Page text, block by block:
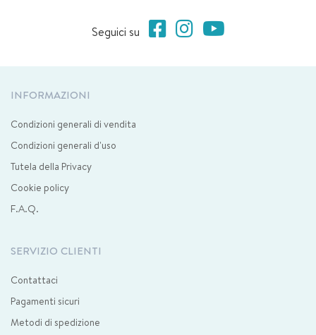
Seguici su
INFORMAZIONI
Condizioni generali di vendita
Condizioni generali d'uso
Tutela della Privacy
Cookie policy
F.A.Q.
SERVIZIO CLIENTI
Contattaci
Pagamenti sicuri
Metodi di spedizione